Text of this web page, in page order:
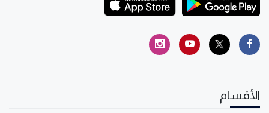
الأقسام